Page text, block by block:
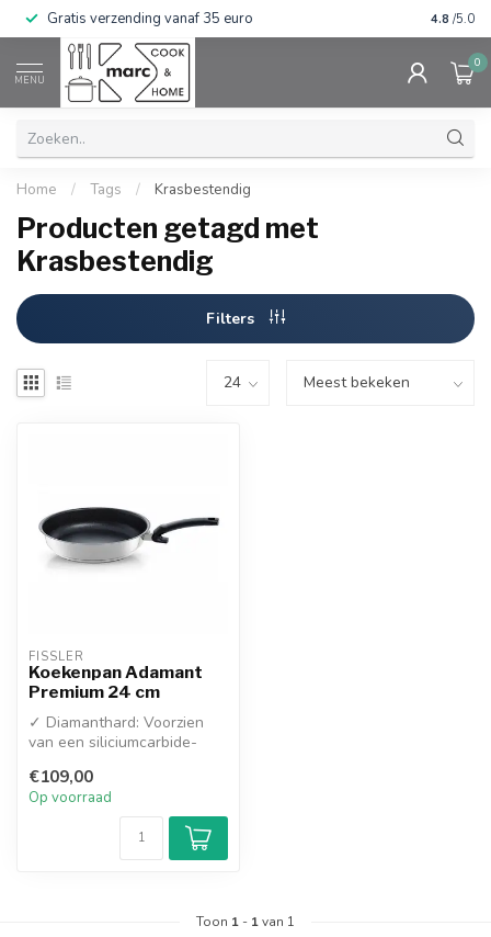
Gratis verzending vanaf 35 euro 4.8 /5.0
MENU
0
Home / Tags / Krasbestendig
Producten getagd met
Krasbestendig
Filters
FISSLER
Koekenpan Adamant
Premium 24 cm
✓ Diamanthard: Voorzien
van een siliciumcarbide-
metalen s...
€109,00
Op voorraad
Toon 1 - 1van 1